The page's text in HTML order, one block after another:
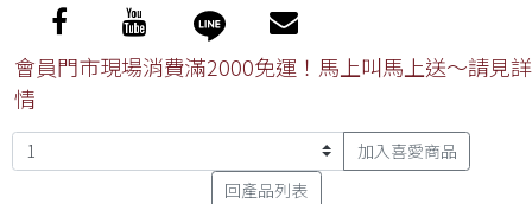
會員門市現場消費滿2000免運！馬上叫馬上送～請見詳
情
加入喜愛商品
回產品列表